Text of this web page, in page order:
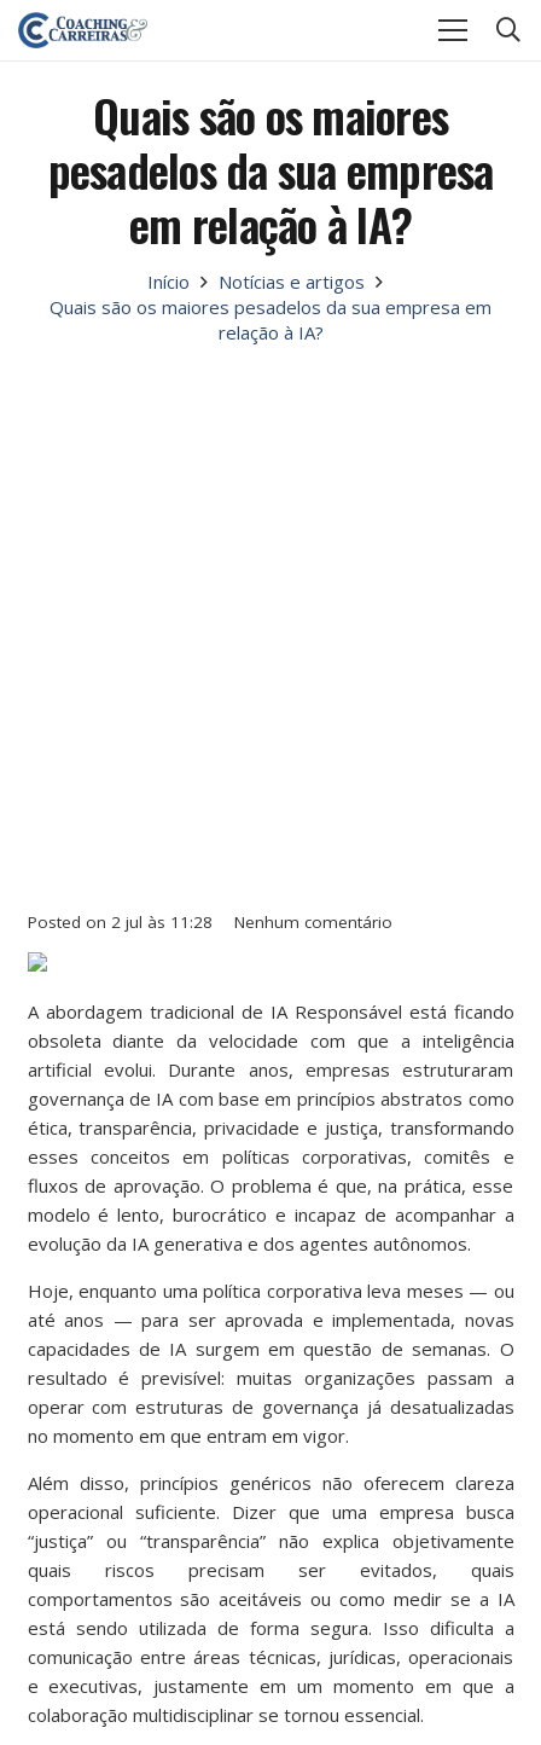
Quais são os maiores
pesadelos da sua empresa
em relação à IA?
Início
Notícias e artigos
Quais são os maiores pesadelos da sua empresa em
relação à IA?
Posted on 2 jul às 11:28 Nenhum comentário
A abordagem tradicional de IA Responsável está ficando
obsoleta diante da velocidade com que a inteligência
artificial evolui. Durante anos, empresas estruturaram
governança de IA com base em princípios abstratos como
ética, transparência, privacidade e justiça, transformando
esses conceitos em políticas corporativas, comitês e
fluxos de aprovação. O problema é que, na prática, esse
modelo é lento, burocrático e incapaz de acompanhar a
evolução da IA generativa e dos agentes autônomos.
Hoje, enquanto uma política corporativa leva meses — ou
até anos — para ser aprovada e implementada, novas
capacidades de IA surgem em questão de semanas. O
resultado é previsível: muitas organizações passam a
operar com estruturas de governança já desatualizadas
no momento em que entram em vigor.
Além disso, princípios genéricos não oferecem clareza
operacional suficiente. Dizer que uma empresa busca
“justiça” ou “transparência” não explica objetivamente
quais riscos precisam ser evitados, quais
comportamentos são aceitáveis ou como medir se a IA
está sendo utilizada de forma segura. Isso dificulta a
comunicação entre áreas técnicas, jurídicas, operacionais
e executivas, justamente em um momento em que a
colaboração multidisciplinar se tornou essencial.